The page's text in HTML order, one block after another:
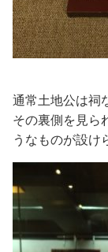
通常土地公は祠
その裏側を見ら
うなものが設け